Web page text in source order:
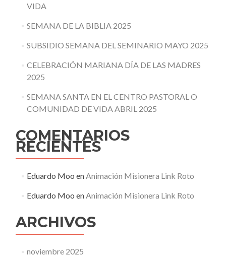
VIDA
SEMANA DE LA BIBLIA 2025
SUBSIDIO SEMANA DEL SEMINARIO MAYO 2025
CELEBRACIÓN MARIANA DÍA DE LAS MADRES
2025
SEMANA SANTA EN EL CENTRO PASTORAL O
COMUNIDAD DE VIDA ABRIL 2025
COMENTARIOS
RECIENTES
Eduardo Moo enAnimación Misionera Link Roto
Eduardo Moo enAnimación Misionera Link Roto
ARCHIVOS
noviembre 2025